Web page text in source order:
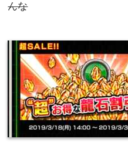
んな